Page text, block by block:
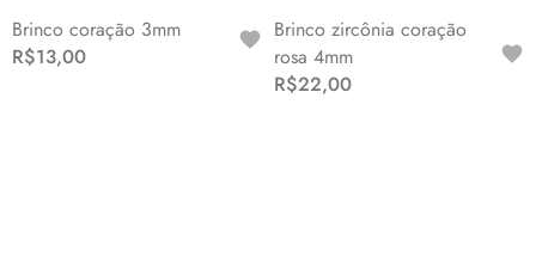
Brinco coração 3mm
R$13,00
Brinco zircônia coração
rosa 4mm
R$22,00